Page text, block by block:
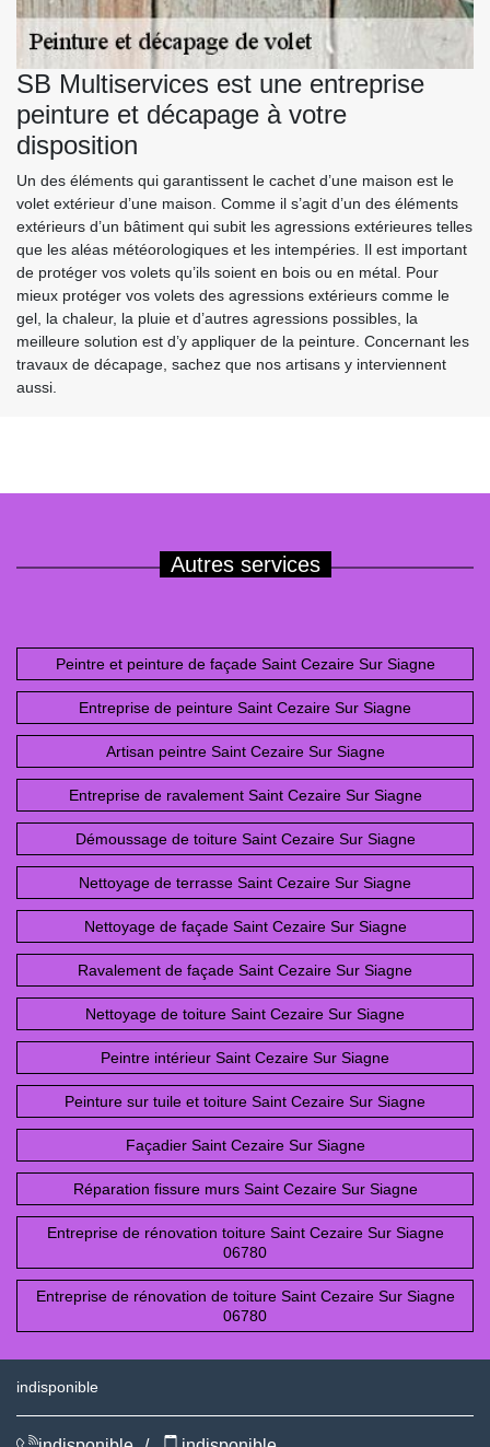
SB Multiservices est une entreprise
peinture et décapage à votre
disposition
Un des éléments qui garantissent le cachet d’une maison est le
volet extérieur d’une maison. Comme il s’agit d’un des éléments
extérieurs d’un bâtiment qui subit les agressions extérieures telles
que les aléas météorologiques et les intempéries. Il est important
de protéger vos volets qu’ils soient en bois ou en métal. Pour
mieux protéger vos volets des agressions extérieurs comme le
gel, la chaleur, la pluie et d’autres agressions possibles, la
meilleure solution est d’y appliquer de la peinture. Concernant les
travaux de décapage, sachez que nos artisans y interviennent
aussi.
Autres services
Peintre et peinture de façade Saint Cezaire Sur Siagne
Entreprise de peinture Saint Cezaire Sur Siagne
Artisan peintre Saint Cezaire Sur Siagne
Entreprise de ravalement Saint Cezaire Sur Siagne
Démoussage de toiture Saint Cezaire Sur Siagne
Nettoyage de terrasse Saint Cezaire Sur Siagne
Nettoyage de façade Saint Cezaire Sur Siagne
Ravalement de façade Saint Cezaire Sur Siagne
Nettoyage de toiture Saint Cezaire Sur Siagne
Peintre intérieur Saint Cezaire Sur Siagne
Peinture sur tuile et toiture Saint Cezaire Sur Siagne
Façadier Saint Cezaire Sur Siagne
Réparation fissure murs Saint Cezaire Sur Siagne
Entreprise de rénovation toiture Saint Cezaire Sur Siagne
06780
Entreprise de rénovation de toiture Saint Cezaire Sur Siagne
06780
indisponible